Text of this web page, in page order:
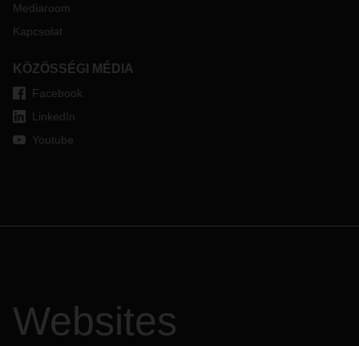
Mediaroom
Kapcsolat
KÖZÖSSÉGI MÉDIA
Facebook
LinkedIn
Youtube
Websites